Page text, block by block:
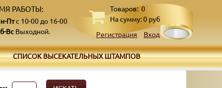
РАБОТЫ:
Птс 10-00 до 16-00
Вс Выходной.
Товаров:0
На сумму:0 руб
Регистрация
Вход
СПИСОК ВЫСЕКАТЕЛЬНЫХ ШТАМПОВ